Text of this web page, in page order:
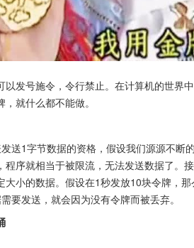
以发号施令，令行禁止。在计算机的世界
就什么都不能做。
送1字节数据的资格，假设我们源源不
程序就相当于被限流，无法发送数据了。
大小的数据。假设在1秒发放10块令牌，
要发送，就会因为没有令牌而被丢弃。